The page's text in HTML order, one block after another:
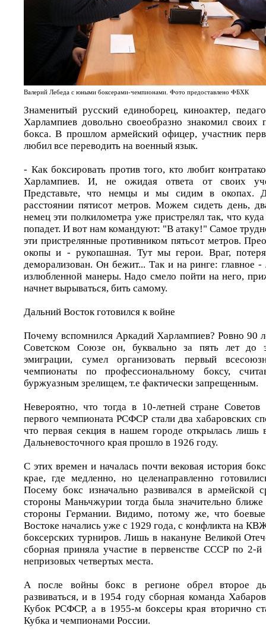
Валерий Лебеда с юными боксерами-чемпионами. Фото предоставлено ФБХК
Знаменитый русский единоборец, киноактер,
Харлампиев довольно своеобразно знакомил своих
бокса. В прошлом армейский офицер, участник
любил все переводить на военный язык.
- Как боксировать против того, кто любит
Харлампиев. И, не ожидая ответа от своих
Представьте, что немцы и мы сидим в окопах.
расстоянии пятисот метров. Можем сидеть день,
немец эти полкилометра уже пристрелял так, что
попадет. И вот нам командуют: "В атаку!" Самое
эти пристрелянные противником пятьсот метров.
окопы и - рукопашная. Тут мы герои. Враг,
деморализован. Он бежит... Так и на ринге: главное -
излюбленной манеры. Надо смело пойти на него,
начнет вырываться, бить самому.
Дальний Восток готовился к войне
Почему вспомнился Аркадий Харлампиев? Ровно 90
Советском Союзе он, буквально за пять лет до
эмиграции, сумел организовать первый
чемпионаты по профессиональному боксу,
буржуазным зрелищем, т.е фактически запрещенным.
Невероятно, что тогда в 10-летней стране
первого чемпионата РСФСР стали два хабаровских
что первая секция в нашем городе открылась лишь
Дальневосточного края прошло в 1926 году.
С этих времен и началась почти вековая история
крае, где медленно, но целенаправленно
Посему бокс изначально развивался в
стороны Маньчжурии тогда была значительно
стороны Германии. Видимо, потому же, что
Востоке начались уже с 1929 года, с конфликта на
боксерских турниров. Лишь в накануне Великой
сборная приняла участие в первенстве СССР по 2-й
непризовых четвертых места.
А после войны бокс в регионе обрел второе
развиваться, и в 1954 году сборная команда
Кубок РСФСР, а в 1955-м боксеры края вторично
Кубка и чемпионами России.